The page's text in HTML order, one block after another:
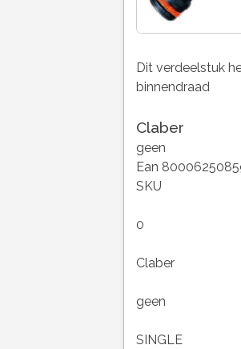
Dit verdeelstuk
binnendraad
Claber
geen
Ean
SKU
0
Claber
geen
SINGLE